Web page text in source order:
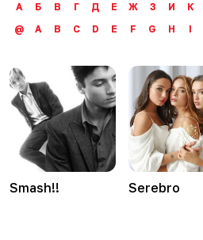
А Б В Г Д Е Ж З И К
@
A B C D E F G H I
Smash!! Serebro